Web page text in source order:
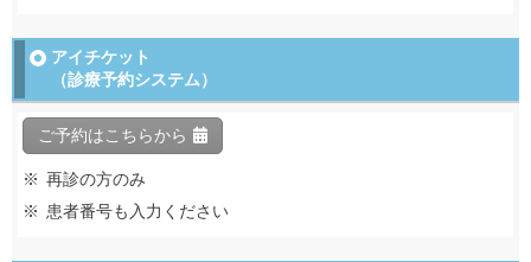
アイチケット
（診療予約システム）
ご予約はこちらから
再診の方のみ
患者番号も入力ください